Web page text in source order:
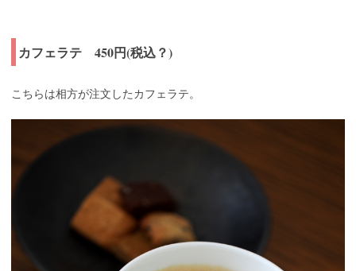
カフェラテ 450円(税込？)
こちらは相方が注文したカフェラテ。